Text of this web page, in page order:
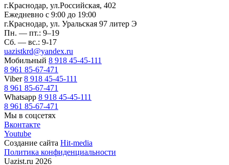
г.Краснодар, ул.Российская, 402
Ежедневно c 9:00 до 19:00
г.Краснодар, ул. Уральская 97 литер Э
Пн. — пт.: 9–19
Сб. — вс.: 9-17
uazistkrd@yandex.ru
Мобильный 8 918 45-45-111
8 961 85-67-471
Viber8 918 45-45-111
8 961 85-67-471
Whatsapp 8 918 45-45-111
8 961 85-67-471
Мы в соцсетях
Вконтакте
Youtube
Создание сайта Hit-media
Политика конфиденциальности
Uazist.ru 2026